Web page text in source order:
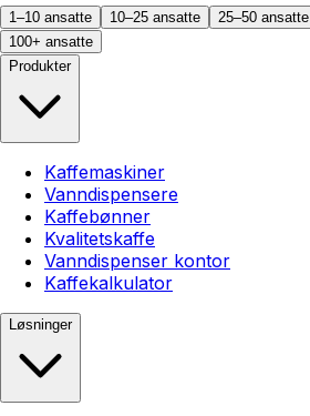
1–10 ansatte 10–25 ansatte 25–50 ansatte
100+ ansatte
Produkter
Kaffemaskiner
Vanndispensere
Kaffebønner
Kvalitetskaffe
Vanndispenser kontor
Kaffekalkulator
Løsninger